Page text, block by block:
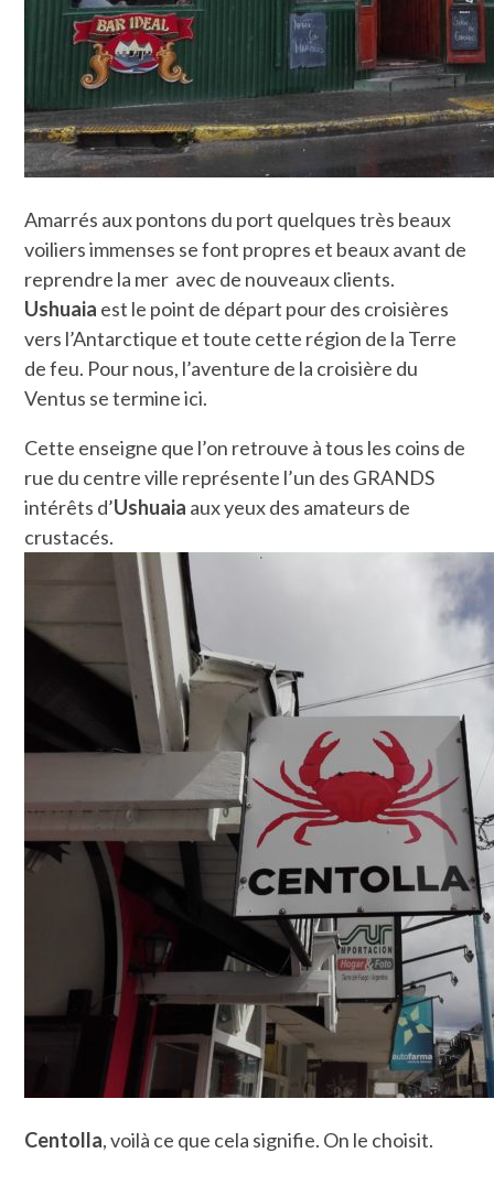
Amarrés aux pontons du port quelques très beaux
voiliers immenses se font propres et beaux avant de
reprendre la mer avec de nouveaux clients.
Ushuaia est le point de départ pour des croisières
vers l’Antarctique et toute cette région de la Terre
de feu. Pour nous, l’aventure de la croisière du
Ventus se termine ici.
Cette enseigne que l’on retrouve à tous les coins de
rue du centre ville représente l’un des GRANDS
intérêts d’Ushuaia aux yeux des amateurs de
crustacés.
Centolla, voilà ce que cela signifie. On le choisit.